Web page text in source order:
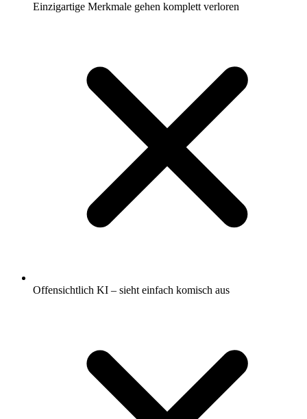
Einzigartige Merkmale gehen komplett verloren
Offensichtlich KI – sieht einfach komisch aus